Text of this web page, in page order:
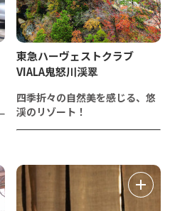
東急ハーヴェストクラブ
VIALA鬼怒川渓翠
四季折々の自然美を感じる、悠
渓のリゾート！